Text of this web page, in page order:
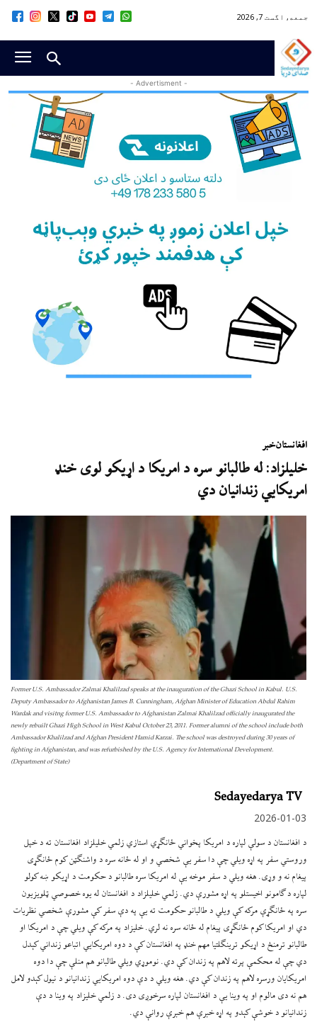
جمعه, اگست 7, 2026
- Advertisment -
افغانستانخبر
خلیلزاد: له طالبانو سره د امریکا د اړیکو لوی خنډ
امریکایي زندانیان دي
Former U.S. Ambassador Zalmai Khalilzad speaks at the inauguration of the Ghazi School in Kabul. U.S.
Deputy Ambassador to Afghanistan James B. Cunningham, Afghan Minister of Education Abdul Rahim
Wardak and visitng former U.S. Ambassador to Afghanistan Zalmai Khalilzad officially inaugurated the
newly rebuilt Ghazi High School in West Kabul October 23, 2011. Former alumni of the school include both
Ambassador Khalilzad and Afghan President Hamid Karzai. The school was destroyed during 30 years of
fighting in Afghanistan, and was refurbished by the U.S. Agency for International Development.
(Department of State)
Sedayedarya TV
2026-01-03
د افغانستان د سولې لپاره د امریکا پخواني ځانګړي استازي زلمي خلیلزاد افغانستان ته د خپل
وروستي سفر په اړه ویلي چې دا سفر یې شخصي و او له ځانه سره د واشنګټن کوم ځانګړی
پیغام نه و وړی. هغه ویلي د سفر موخه یې له امریکا سره طالبانو د حکومت د اړیکو ښه کولو
لپاره د ګامونو اخیستلو په اړه مشورې دي. زلمي خلیلزاد د افغانستان له یوه خصوصي ټلویزیون
سره په ځانګړې مرکه کې ویلي د طالبانو حکومت ته یې په دې سفر کې مشورې شخصي نظریات
دي او امریکا کوم ځانګړی پیغام له ځانه سره نه لري. خلیزاد په مرکه کې ویلي چې د امریکا او
طالبانو ترمنځ د اړیکو ترینګلتیا مهم خنډ په افغانستان کې د دوه امریکایي اتباعو زنداني کېدل
دي چې له محکمې پرته لاهم په زندان کې دي. نوموړي ویلي طالبانو هم منلې چې دا دوه
امریکایان ورسره لاهم په زندان کې دي. هغه ویلي د دې دوه امریکایي زندانیانو د نیول کېدو لامل
هم نه دی مالوم او په وینا یې د افغانستان لپاره سرخوږی دی. د زلمي خلیزاد په وینا د دې
زندانیانو د خوشې کېدو په اړه خبرې هم خبرې روانې دي.